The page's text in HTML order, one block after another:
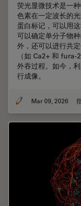
荧光显微技术是一
色素在一定波长的
蛋白标记，可以用
可以确定单分子物
外，还可以进行共
（如 Ca2+ 和
外吞过程。如今，
行成像。
Mar 09, 2026